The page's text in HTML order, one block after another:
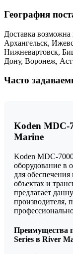
География
Доставка возможна
Архангельск,
Нижневартовск,
Дону, Воронеж,
Часто
Koden MDC-
Marine
Koden MDC-
оборудование в
для
объектах и
предлагает
производителя,
Преимущества
Series в River